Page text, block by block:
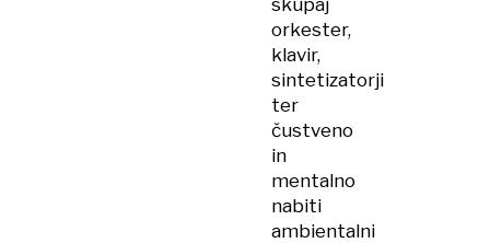
skupaj
orkester,
klavir,
sintetizatorji
ter
čustveno
in
mentalno
nabiti
ambientalni